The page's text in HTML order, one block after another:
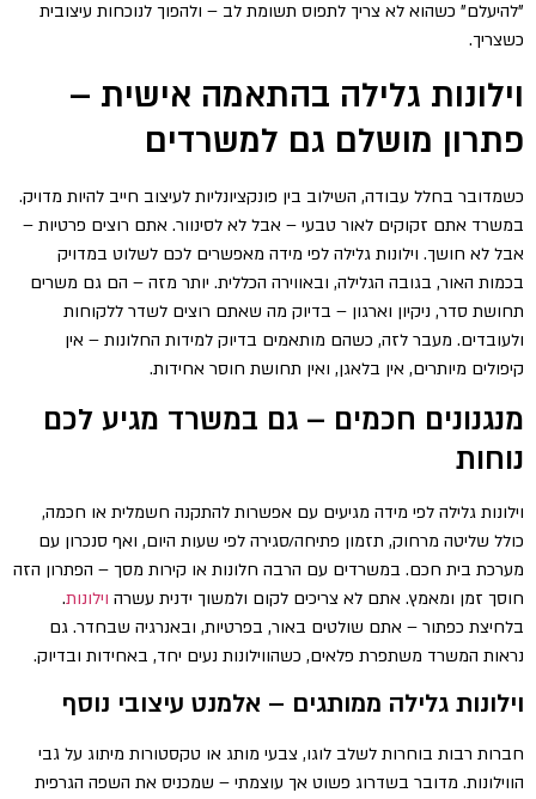
"להיעלם" כשהוא לא צריך לתפוס תשומת לב – ולהפוך לנוכחות עיצובית
כשצריך.
וילונות גלילה בהתאמה אישית –
פתרון מושלם גם למשרדים
כשמדובר בחלל עבודה, השילוב בין פונקציונליות לעיצוב חייב להיות מדויק.
במשרד אתם זקוקים לאור טבעי – אבל לא לסינוור. אתם רוצים פרטיות –
אבל לא חושך. וילונות גלילה לפי מידה מאפשרים לכם לשלוט במדויק
בכמות האור, בגובה הגלילה, ובאווירה הכללית. יותר מזה – הם גם משרים
תחושת סדר, ניקיון וארגון – בדיוק מה שאתם רוצים לשדר ללקוחות
ולעובדים. מעבר לזה, כשהם מותאמים בדיוק למידות החלונות – אין
קיפולים מיותרים, אין בלאגן, ואין תחושת חוסר אחידות.
מנגנונים חכמים – גם במשרד מגיע לכם
נוחות
וילונות גלילה לפי מידה מגיעים עם אפשרות להתקנה חשמלית או חכמה,
כולל שליטה מרחוק, תזמון פתיחה/סגירה לפי שעות היום, ואף סנכרון עם
מערכת בית חכם. במשרדים עם הרבה חלונות או קירות מסך – הפתרון הזה
חוסך זמן ומאמץ. אתם לא צריכים לקום ולמשוך ידנית עשרה וילונות.
בלחיצת כפתור – אתם שולטים באור, בפרטיות, ובאנרגיה שבחדר. גם
נראות המשרד משתפרת פלאים, כשהווילונות נעים יחד, באחידות ובדיוק.
וילונות גלילה ממותגים – אלמנט עיצובי נוסף
חברות רבות בוחרות לשלב לוגו, צבעי מותג או טקסטורות מיתוג על גבי
הווילונות. מדובר בשדרוג פשוט אך עוצמתי – שמכניס את השפה הגרפית